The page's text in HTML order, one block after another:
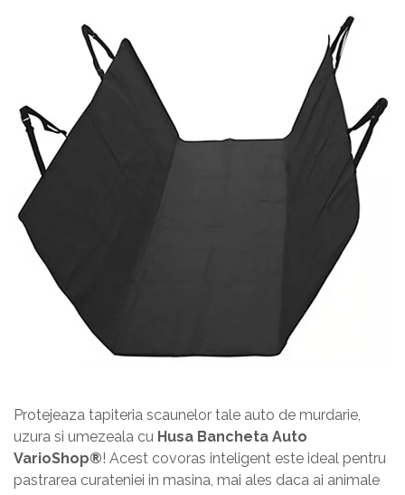
Protejeaza tapiteria scaunelor tale auto de murdarie,
uzura si umezeala cu Husa Bancheta Auto
VarioShop®! Acest covoras inteligent este ideal pentru
pastrarea curateniei in masina, mai ales daca ai animale